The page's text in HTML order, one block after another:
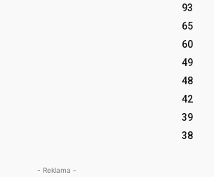
93
65
60
49
48
42
39
38
- Reklama -